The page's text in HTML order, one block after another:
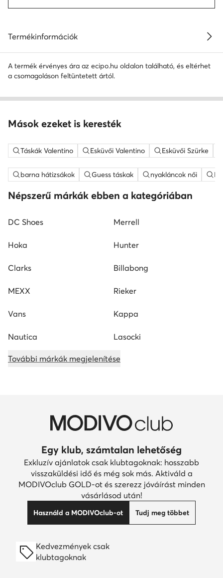
Termékinformációk
A termék érvényes ára az ecipo.hu oldalon található, és eltérhet
a csomagoláson feltüntetett ártól.
Mások ezeket is keresték
Táskák Valentino Esküvői Valentino Esküvői Szürke
barna hátizsákok Guess táskak nyakláncok női
Népszerű márkák ebben a kategóriában
DC Shoes Merrell
Hoka Hunter
Clarks Billabong
MEXX Rieker
Vans Kappa
Nautica Lasocki
További márkák megjelenítése
Egy klub, számtalan lehetőség
Exkluzív ajánlatok csak klubtagoknak: hosszabb
visszaküldési idő és még sok más. Aktiváld a
MODIVOclub GOLD-ot és szerezz jóváírást minden
vásárlásod után!
Használd a MODIVOclub-ot Tudj meg többet
Kedvezmények csak
klubtagoknak